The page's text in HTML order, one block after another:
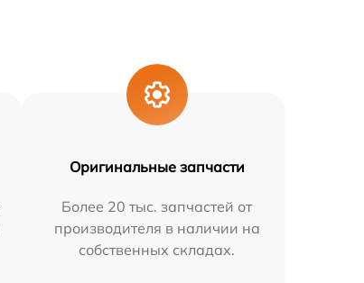
Оригинальные запчасти
Более 20 тыс. запчастей от
производителя в наличии на
собственных складах.